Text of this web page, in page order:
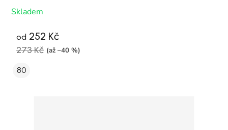
Skladem
od 252 Kč
273 Kč (až –40 %)
80